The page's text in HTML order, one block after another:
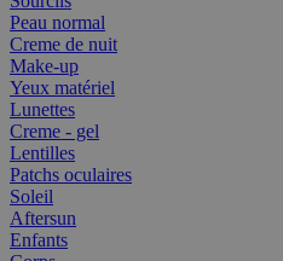
Peau normal
Creme de nuit
Make-up
Yeux matériel
Lunettes
Creme - gel
Lentilles
Patchs oculaires
Soleil
Aftersun
Enfants